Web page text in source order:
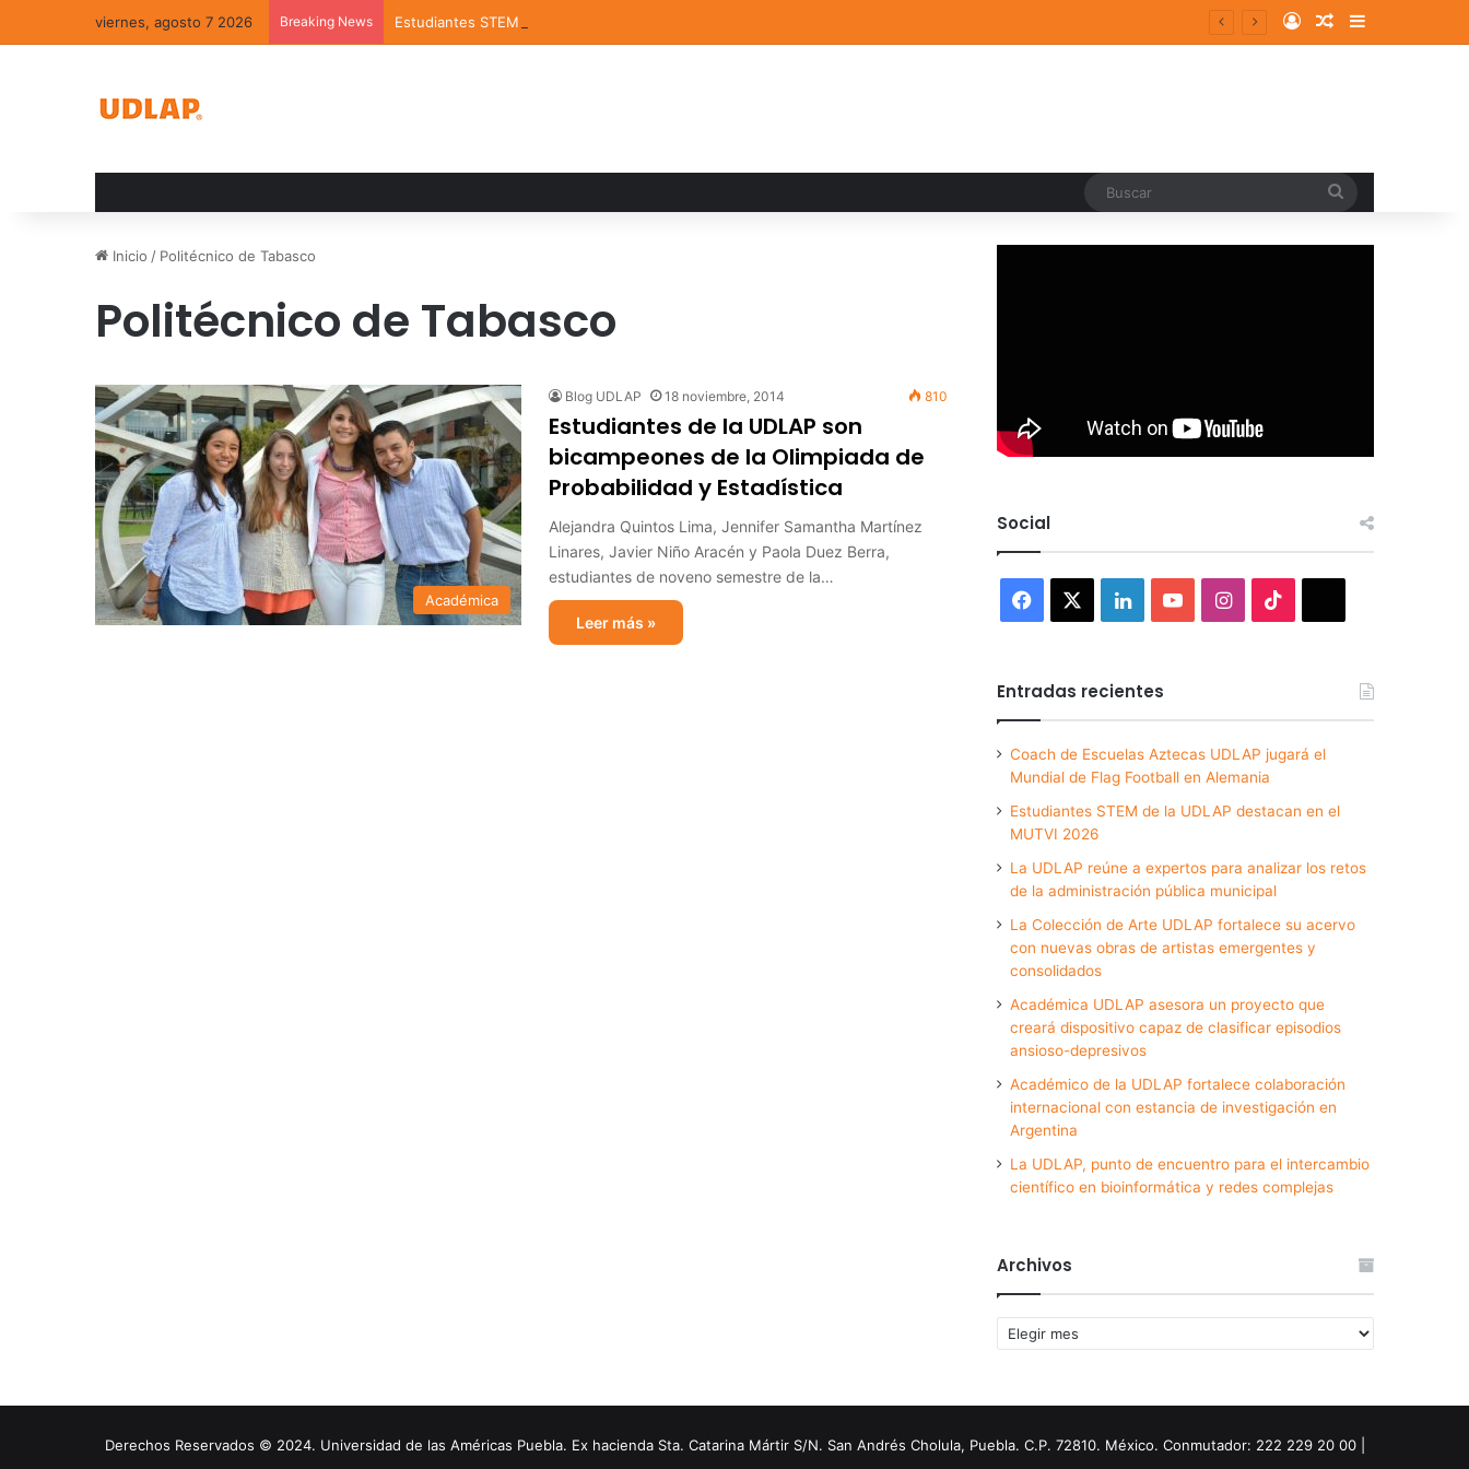
viernes, agosto 7 2026 Breaking News Estudiantes STEM de la UDLAP destacan en el MUTVI 2026 Log InRandom Article
Sidebar
Inicio / Politécnico de Tabasco
Politécnico de Tabasco
Académica
Blog UDLAP 18 noviembre, 2014 810
Estudiantes de la UDLAP son
bicampeones de la Olimpiada de
Probabilidad y Estadística
Alejandra Quintos Lima, Jennifer Samantha Martínez
Linares, Javier Niño Aracén y Paola Duez Berra,
estudiantes de noveno semestre de la…
Leer más »
Social
Facebook LinkedInYouTubeInstagram
Entradas recientes
Coach de Escuelas Aztecas UDLAP jugará el
Mundial de Flag Football en Alemania
Estudiantes STEM de la UDLAP destacan en el
MUTVI 2026
La UDLAP reúne a expertos para analizar los retos
de la administración pública municipal
La Colección de Arte UDLAP fortalece su acervo
con nuevas obras de artistas emergentes y
consolidados
Académica UDLAP asesora un proyecto que
creará dispositivo capaz de clasificar episodios
ansioso-depresivos
Académico de la UDLAP fortalece colaboración
internacional con estancia de investigación en
Argentina
La UDLAP, punto de encuentro para el intercambio
científico en bioinformática y redes complejas
Archivos
Archivos
Derechos Reservados © 2024. Universidad de las Américas Puebla. Ex hacienda Sta. Catarina Mártir S/N. San Andrés Cholula, Puebla. C.P. 72810. México. Conmutador: 222 229 20 00 |